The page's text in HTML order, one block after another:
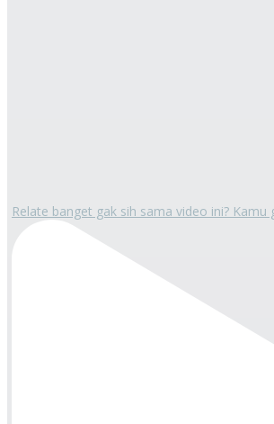
Relate banget gak sih sama video ini? Kamu